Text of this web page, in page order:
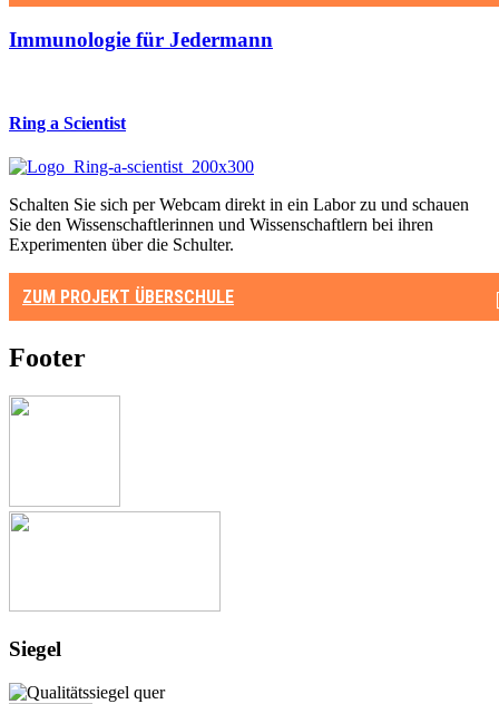
Immunologie für Jedermann
Ring a Scientist
Schalten Sie sich per Webcam direkt in ein Labor zu und schauen
Sie den Wissenschaftlerinnen und Wissenschaftlern bei ihren
Experimenten über die Schulter.
ZUM PROJEKT ÜBERSCHULE
Footer
Siegel